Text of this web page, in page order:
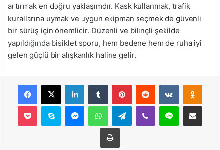
artırmak en doğru yaklaşımdır. Kask kullanmak, trafik
kurallarına uymak ve uygun ekipman seçmek de güvenli
bir sürüş için önemlidir. Düzenli ve bilinçli şekilde
yapıldığında bisiklet sporu, hem bedene hem de ruha iyi
gelen güçlü bir alışkanlık haline gelir.
Facebook
X LinkedInTumblr PinterestReddit VKontakte
Pocket Skype MessengerWhatsAppTelegramViber Line E-Posta ile
Yazdır